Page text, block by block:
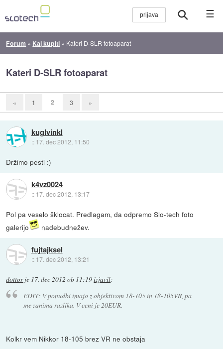
☰
Forum » Kaj kupiti » Kateri D-SLR fotoaparat
Kateri D-SLR fotoaparat
« 1 2 3 »
kuglvinkl
:: 17. dec 2012, 11:50
Držimo pesti :)
k4vz0024
:: 17. dec 2012, 13:17
Pol pa veselo šklocat. Predlagam, da odpremo Slo-tech foto
galerijo
nadebudnežev.
fujtajksel
:: 17. dec 2012, 13:21
dottorje 17. dec 2012 ob 11:19izjavil:
EDIT: V ponudbi imajo z objektivom 18-105 in 18-105VR, pa
me zanima razlika. V ceni je 20EUR.
Kolkr vem Nikkor 18-105 brez VR ne obstaja